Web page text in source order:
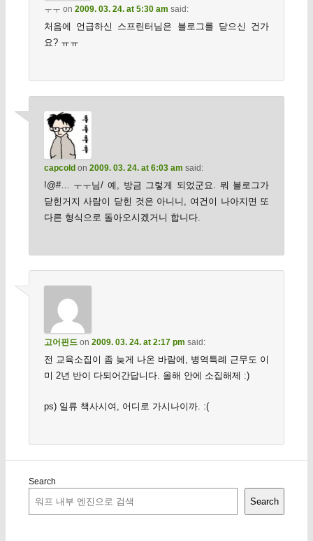
ㅜㅜ on 2009. 03. 24. at 5:30 am said:
처음에 언급하신 스프린터님은 블로그를 닫으신 건가
요? ㅠㅠ
capcoldon 2009. 03. 24. at 6:03 am said:
!@#… ㅜㅜ님/ 예, 방금 그렇게 되었군요. 뭐 블로그가
닫힌거지 사람이 닫힌 것은 아니니, 여건이 나아지면 또
다른 형식으로 돌아오시겠거니 합니다.
고어핀드on 2009. 03. 24. at 2:17 pm said:
전 교육소집이 좀 늦게 나온 바람에, 병역특례 근무도 이
미 2년 반이 다되어간답니다. 올해 안에 소집해제 :)
ps) 일류 책사시여, 어디로 가시나이까. :(
Search
Search